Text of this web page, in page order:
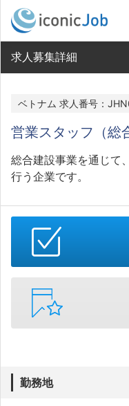
求人募集詳細
ベトナム 求人番号：
営業スタッフ（総
総合建設事業を通じて
行う企業です。
勤務地